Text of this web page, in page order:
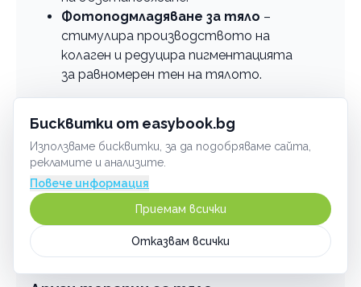
Бисквитки от easybook.bg
Използваме бисквитки, за да подобряваме сайта,
рекламите и анализите.
Повече информация
Отказвам всички
Приемам всички
Фотоподмладяване за тяло –
стимулира производството на
колаген и редуцира пигментацията
за равномерен тен на тялото.
минути в зависимост от третираната
зоната.
Препоръчително е преди процедурата да се
избягва употребата на мазни кремове и масла
върху кожата. След процедурата е добре
се увеличи приемът на вода
избягват горещи бани.